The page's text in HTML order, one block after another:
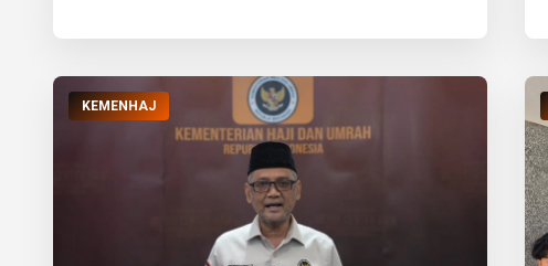
KEMENHAJ